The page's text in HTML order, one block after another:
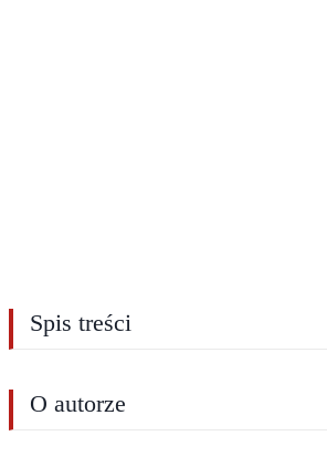
Spis treści
O autorze